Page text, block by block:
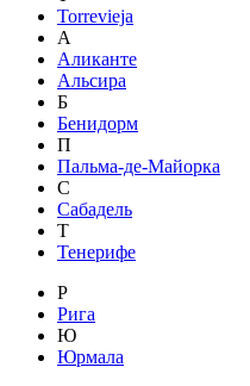
Torrevieja
А
Аликанте
Альсира
Б
Бенидорм
П
Пальма-де-Майорка
С
Сабадель
Т
Тенерифе
Р
Рига
Ю
Юрмала